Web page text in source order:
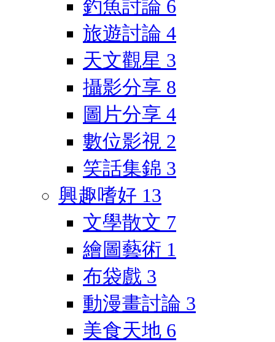
釣魚討論 6
旅遊討論 4
天文觀星 3
攝影分享 8
圖片分享 4
數位影視 2
笑話集錦 3
興趣嗜好 13
文學散文 7
繪圖藝術 1
布袋戲 3
動漫畫討論 3
美食天地 6